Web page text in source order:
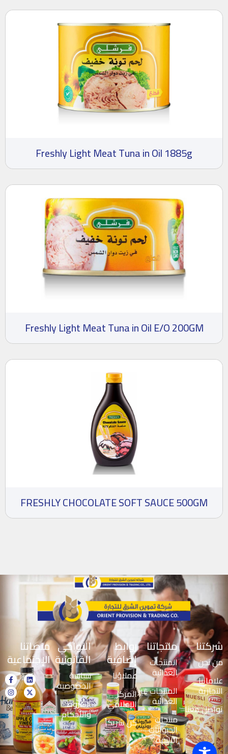
Freshly Light Meat Tuna in Oil 1885g
Freshly Light Meat Tuna in Oil E/O 200GM
FRESHLY CHOCOLATE SOFT SAUCE 500GM
شركتنا
من نحن
علاماتنا
التجارية
تواصل معنا
منتجاتنا
المنتجات
الغذائية
المنتجات غير
الغذائية
منتجات
الحيوانات
الاليفة
روابط
إضافية
عملاؤنا
المركز
الإعلامي
كن شريكاً
النواحي
القانونية
سياسة
الخصوصية
الشروط
والأحكام
منصاتنا
الإجتماعية